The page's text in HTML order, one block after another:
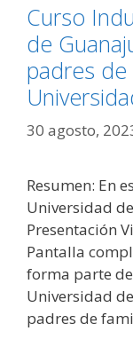
Curso
de
padres de
30 agosto,
Resumen: En
Universidad
Presentación
Pantalla
forma parte
Universidad
padres de